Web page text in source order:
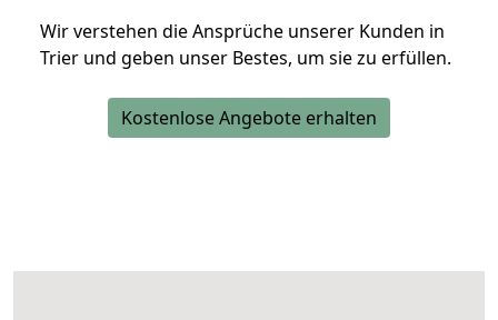
Wir verstehen die Ansprüche unserer Kunden in
Trier und geben unser Bestes, um sie zu erfüllen.
Kostenlose Angebote erhalten